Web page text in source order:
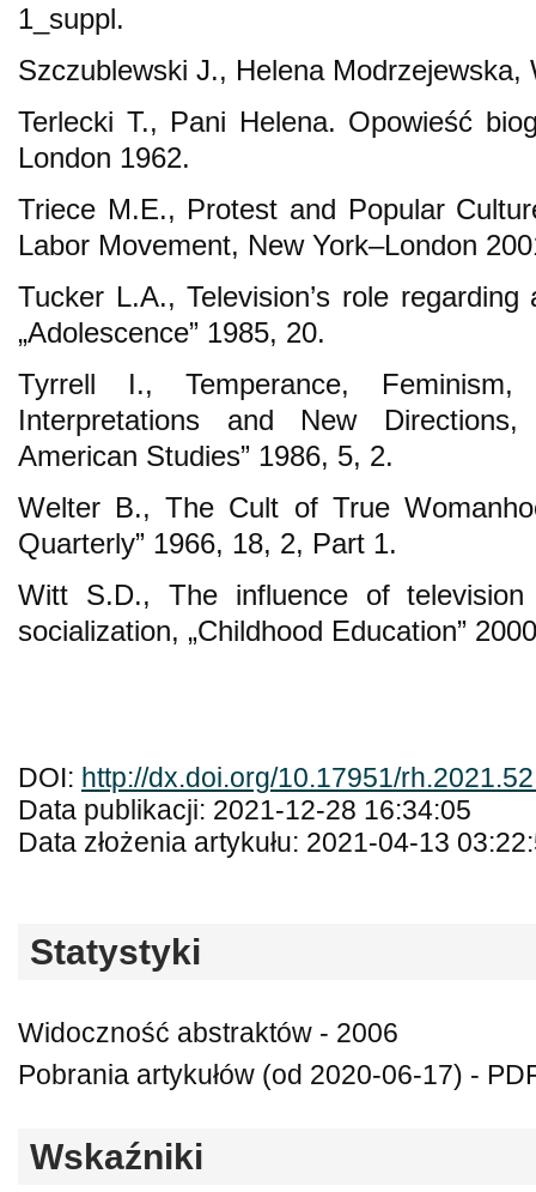
1_suppl.
Szczublewski J., Helena Modrzejewska,
Terlecki T., Pani Helena. Opowieść
London 1962.
Triece M.E., Protest and Popular
Labor Movement, New York–London
Tucker L.A., Television’s role
„Adolescence” 1985, 20.
Tyrrell I., Temperance,
Interpretations and New
American Studies” 1986, 5, 2.
Welter B., The Cult of True
Quarterly” 1966, 18, 2, Part 1.
Witt S.D., The influence of television
socialization, „Childhood Education”
DOI: http://dx.doi.org/10.17951/
Data publikacji: 2021-12-28 16:34:05
Data złożenia artykułu: 2021-04-13
Statystyki
Widoczność abstraktów - 2006
Pobrania artykułów (od 2020-06-17) -
Wskaźniki